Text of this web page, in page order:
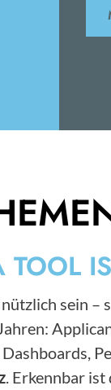
sein –
. Erkennbar